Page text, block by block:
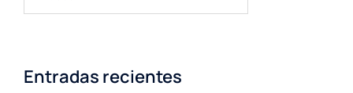
Entradas recientes